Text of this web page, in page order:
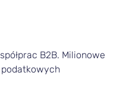
B2B. Milionowe
podatkowych